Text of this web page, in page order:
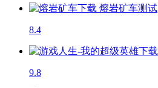
熔岩矿车测试
8.4
9.8